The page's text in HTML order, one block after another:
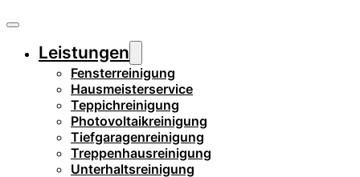
Leistungen
Fensterreinigung
Hausmeisterservice
Teppichreinigung
Photovoltaikreinigung
Tiefgaragenreinigung
Treppenhausreinigung
Unterhaltsreinigung